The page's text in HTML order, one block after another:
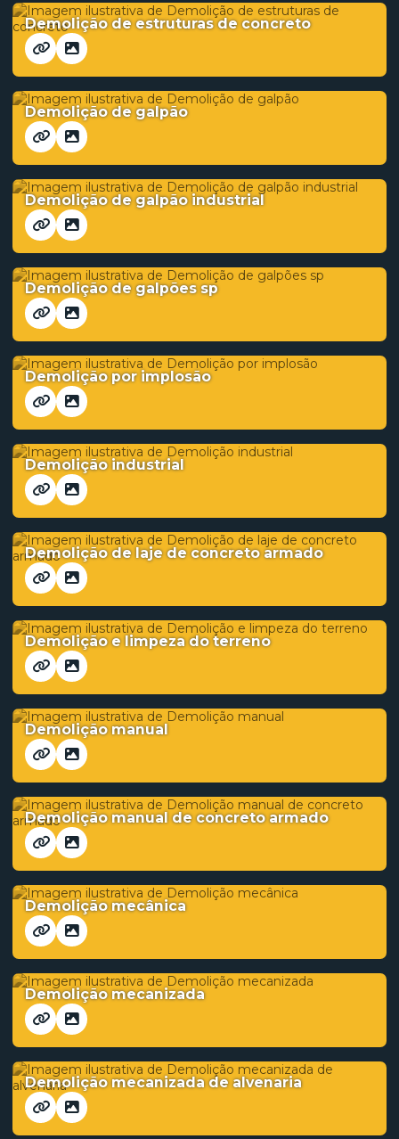
Demolição de estruturas de concreto
Demolição de galpão
Demolição de galpão industrial
Demolição de galpões sp
Demolição por implosão
Demolição industrial
Demolição de laje de concreto armado
Demolição e limpeza do terreno
Demolição manual
Demolição manual de concreto armado
Demolição mecânica
Demolição mecanizada
Demolição mecanizada de alvenaria